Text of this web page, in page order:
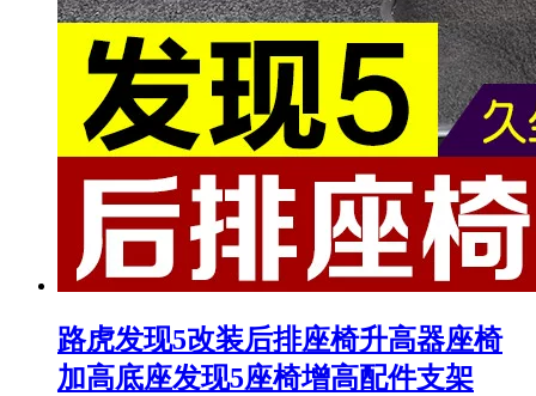
路虎发现5改装后排座椅升高器座椅
加高底座发现5座椅增高配件支架